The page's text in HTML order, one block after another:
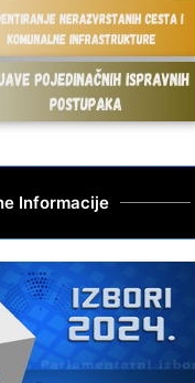
Informacije